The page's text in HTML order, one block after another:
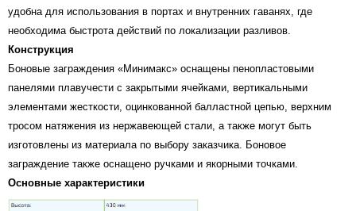
удобна для использования в портах и внутренних гаванях, где
необходима быстрота действий по локализации разливов.
Конструкция
Боновые заграждения «Минимакс» оснащены пенопластовыми
панелями плавучести с закрытыми ячейками, вертикальными
элементами жесткости, оцинкованной балластной цепью, верхним
тросом натяжения из нержавеющей стали, а также могут быть
изготовлены из материала по выбору заказчика. Боновое
заграждение также оснащено ручками и якорными точками.
Основные характеристики